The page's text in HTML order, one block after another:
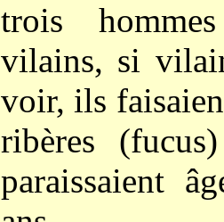
trois
vilains, si
voir, ils
ribères
paraissaient